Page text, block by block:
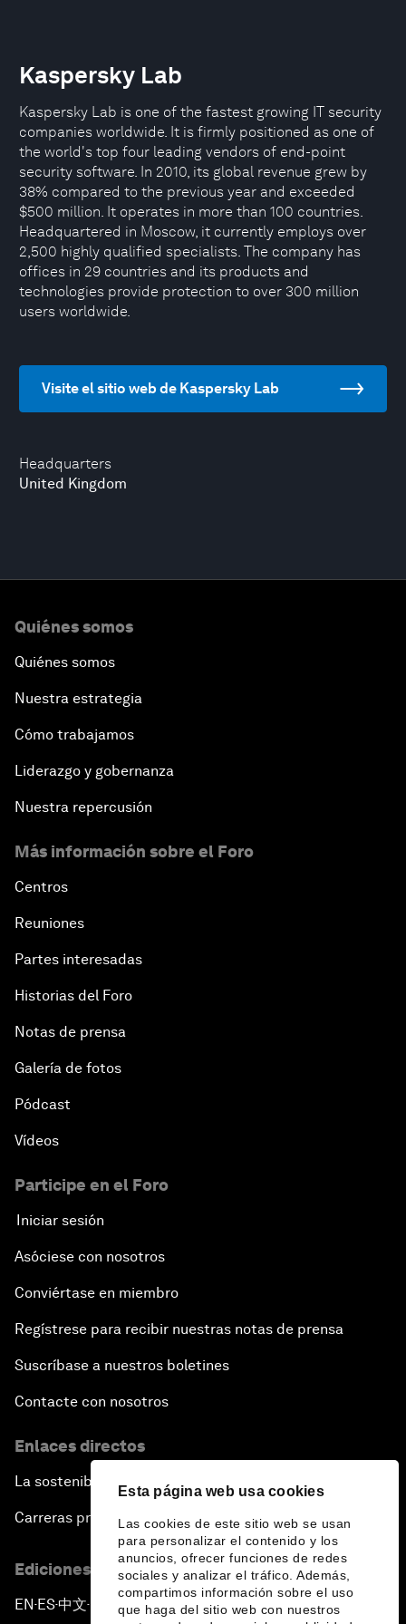
Esta página web usa cookies
Las cookies de este sitio web se usan
para personalizar el contenido y los
anuncios, ofrecer funciones de redes
sociales y analizar el tráfico. Además,
compartimos información sobre el uso
que haga del sitio web con nuestros
Headquarters
United Kingdom
Kaspersky Lab
Kaspersky Lab is one of the fastest growing IT security
companies worldwide. It is firmly positioned as one of
the world's top four leading vendors of end-point
security software. In 2010, its global revenue grew by
38% compared to the previous year and exceeded
$500 million. It operates in more than 100 countries.
Headquartered in Moscow, it currently employs over
2,500 highly qualified specialists. The company has
offices in 29 countries and its products and
technologies provide protection to over 300 million
users worldwide.
Visite el sitio web de Kaspersky Lab
Quiénes somos
Quiénes somos
Nuestra estrategia
Cómo trabajamos
Liderazgo y gobernanza
Nuestra repercusión
Más información sobre el Foro
Centros
Reuniones
Partes interesadas
Historias del Foro
Notas de prensa
Galería de fotos
Pódcast
Vídeos
Participe en el Foro
Iniciar sesión
Asóciese con nosotros
Conviértase en miembro
Regístrese para recibir nuestras notas de prensa
Suscríbase a nuestros boletines
Contacte con nosotros
Enlaces directos
La sostenibilidad en el Foro
Carreras profesionales
Ediciones en otros idiomas
EN ▪ES▪中文▪ 日本語